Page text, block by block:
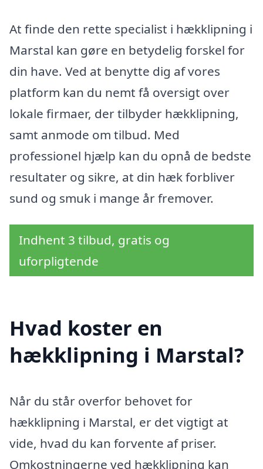
At finde den rette specialist i hækklipning i
Marstal kan gøre en betydelig forskel for
din have. Ved at benytte dig af vores
platform kan du nemt få oversigt over
lokale firmaer, der tilbyder hækklipning,
samt anmode om tilbud. Med
professionel hjælp kan du opnå de bedste
resultater og sikre, at din hæk forbliver
sund og smuk i mange år fremover.
Indhent 3 tilbud, gratis og
uforpligtende
Hvad koster en
hækklipning i Marstal?
Når du står overfor behovet for
hækklipning i Marstal, er det vigtigt at
vide, hvad du kan forvente af priser.
Omkostningerne ved hækklipning kan